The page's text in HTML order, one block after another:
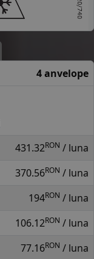
4 anvelope
431.32RON / luna
370.56RON / luna
194RON / luna
106.12RON / luna
77.16RON / luna